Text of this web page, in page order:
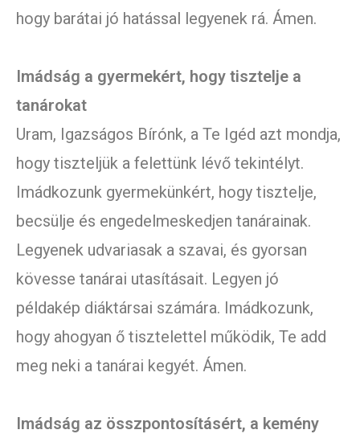
hogy barátai jó hatással legyenek rá. Ámen.
Imádság a gyermekért, hogy tisztelje a
tanárokat
Uram, Igazságos Bírónk, a Te Igéd azt mondja,
hogy tiszteljük a felettünk lévő tekintélyt.
Imádkozunk gyermekünkért, hogy tisztelje,
becsülje és engedelmeskedjen tanárainak.
Legyenek udvariasak a szavai, és gyorsan
kövesse tanárai utasításait. Legyen jó
példakép diáktársai számára. Imádkozunk,
hogy ahogyan ő tisztelettel működik, Te add
meg neki a tanárai kegyét. Ámen.
Imádság az összpontosításért, a kemény